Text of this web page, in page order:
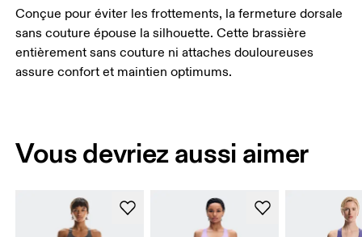
Conçue pour éviter les frottements, la fermeture dorsale
sans couture épouse la silhouette. Cette brassière
entièrement sans couture ni attaches douloureuses
assure confort et maintien optimums.
Vous devriez aussi aimer